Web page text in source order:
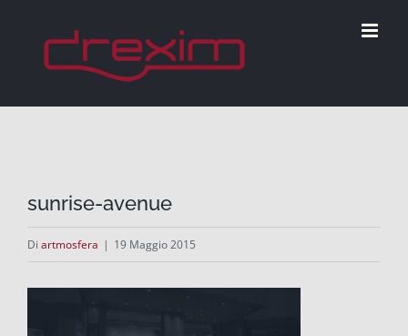
sunrise-avenue
Di artmosfera | 19 Maggio 2015